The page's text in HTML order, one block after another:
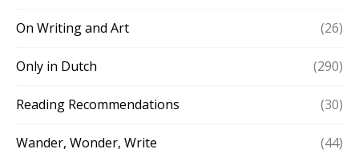
On Writing and Art (26)
Only in Dutch (290)
Reading Recommendations (30)
Wander, Wonder, Write (44)